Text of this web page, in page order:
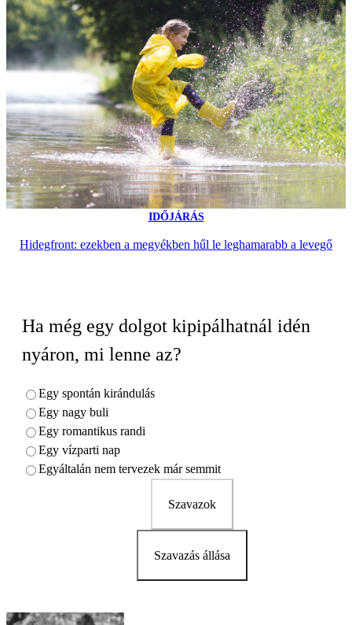
IDŐJÁRÁS
Hidegfront: ezekben a megyékben hűl le leghamarabb a levegő
Ha még egy dolgot kipipálhatnál idén
nyáron, mi lenne az?
Egy spontán kirándulás
Egy nagy buli
Egy romantikus randi
Egy vízparti nap
Egyáltalán nem tervezek már semmit
Szavazok
Szavazás állása